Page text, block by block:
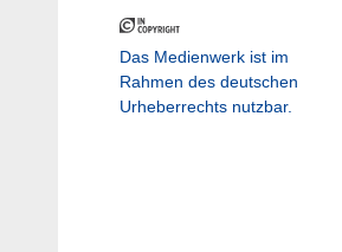
Das Medienwerk ist im
Rahmen des deutschen
Urheberrechts nutzbar.